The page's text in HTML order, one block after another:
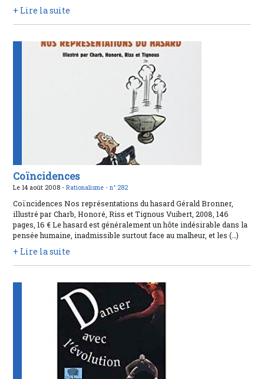
+ Lire la suite
Coïncidences
Le 14 août 2008 -Rationalisme -n° 282
Coïncidences Nos représentations du hasard Gérald Bronner,
illustré par Charb, Honoré, Riss et Tignous Vuibert, 2008, 146
pages, 16 € Le hasard est généralement un hôte indésirable dans la
pensée humaine, inadmissible surtout face au malheur, et les (…)
+ Lire la suite